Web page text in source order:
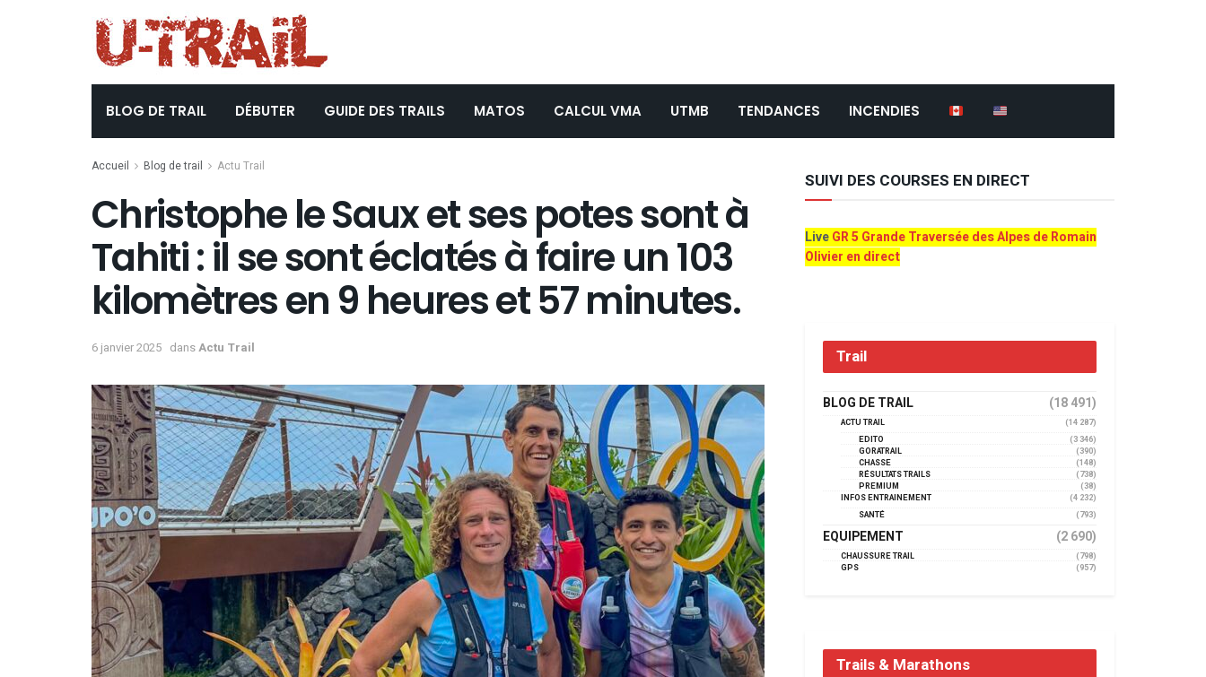
BLOG DE TRAIL DÉBUTER GUIDE DES TRAILS MATOS CALCUL VMA UTMB TENDANCES INCENDIES
Accueil Blog de trail Actu Trail
Christophe le Saux et ses potes sont à
Tahiti : il se sont éclatés à faire un 103
kilomètres en 9 heures et 57 minutes.
6 janvier 2025 dansActu Trail
SUIVI DES COURSES EN DIRECT
LiveGR 5 Grande Traversée des Alpes de Romain
Olivier en direct
Trail
BLOG DE TRAIL (18 491)
ACTU TRAIL
(14 287)
EDITO
(3 346)
GORATRAIL
(390)
CHASSE
(148)
RÉSULTATS TRAILS
(738)
PREMIUM
(38)
INFOS ENTRAINEMENT
(4 232)
SANTÉ
(793)
EQUIPEMENT (2 690)
CHAUSSURE TRAIL
(798)
GPS
(957)
Trails & Marathons